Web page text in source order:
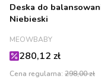
Deska do
Niebieski
PRODUCENT
MEOWBABY
Cena promocyjna
280,12 zł
Cena regularna: 298,00 zł